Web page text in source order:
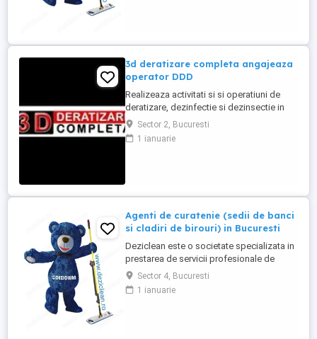
3d deratizare completa angajeaza
operator DDD
Realizeaza activitati si si operatiuni de
deratizare, dezinfectie si dezinsectie in
spatiile alocate pentru desfasurarea
activitatii in Bucuresti si imprejurimi
Program: 08:00-16:00 L-V, iar Sambata (1-2
...
Sector 2, Bucuresti
1 ianuarie
Agenti de curatenie (sedii de banci
si cladiri de birouri) in Bucuresti
Deziclean este o societate specializata in
prestarea de servicii profesionale de
curatenie. Compania noastra asigura
servicii de curatenie in aproape toate
orasele mari din Romania. Suntem in
Sector 4, Bucuresti
1 ianuarie